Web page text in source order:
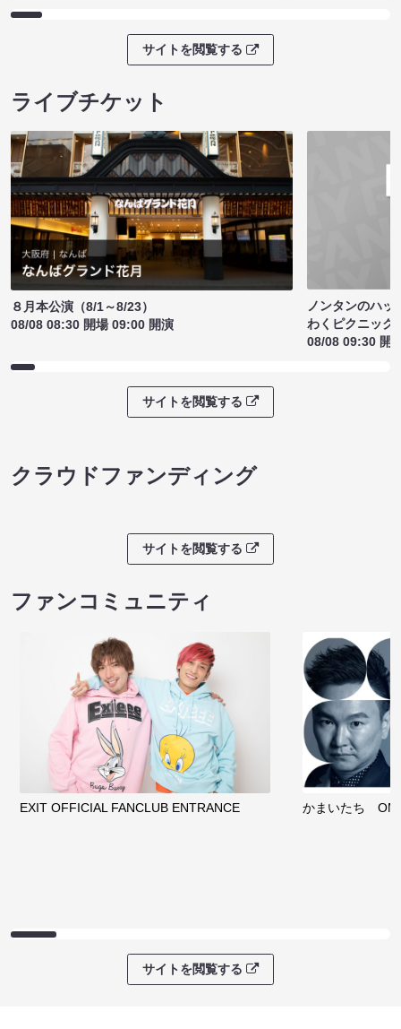
サイトを閲覧する
ライブチケット
８月本公演（8/1～8/23）
08/08 08:30 開場 09:00 開演
ノンタンのハッ
わくピクニック
08/08 09:30 開
サイトを閲覧する
クラウドファンディング
サイトを閲覧する
ファンコミュニティ
EXIT OFFICIAL FANCLUB ENTRANCE かまいたち
サイトを閲覧する